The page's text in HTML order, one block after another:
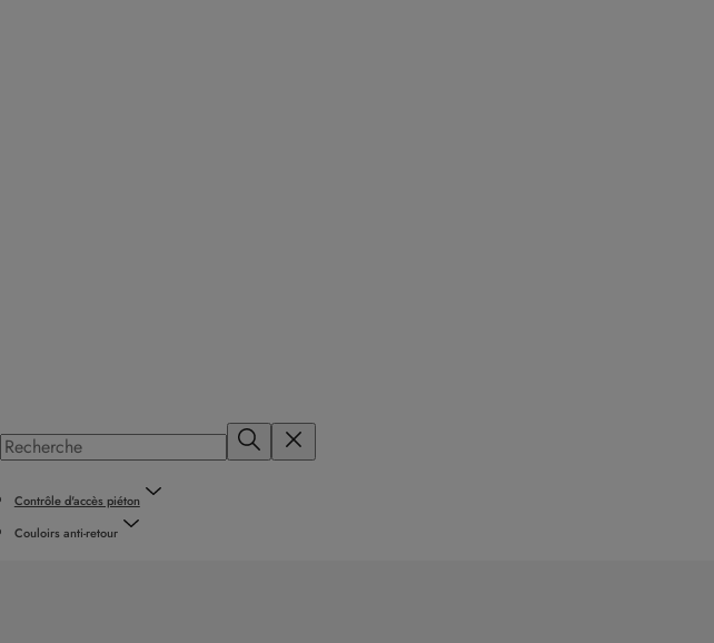
Contrôle d'accès piéton
Couloirs anti-retour